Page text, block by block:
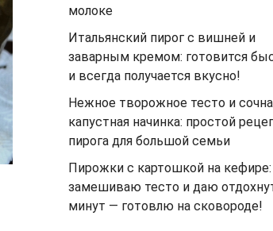
молоке
Итальянский пирог с вишней и
заварным кремом: готовится
и всегда получается вкусно!
Нежное творожное тесто и
капустная начинка: простой
пирога для большой семьи
Пирожки с картошкой на кефире:
замешиваю тесто и даю
минут — готовлю на сковороде!